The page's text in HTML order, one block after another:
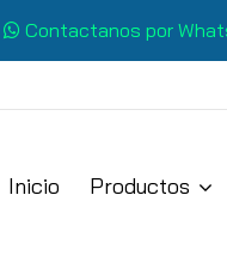
Contactanos por
Inicio Productos